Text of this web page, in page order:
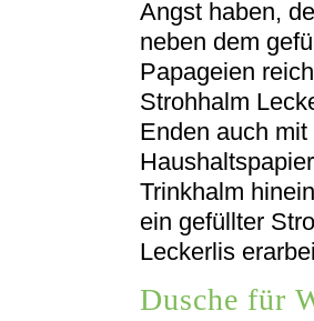
Angst haben,
neben dem
Papageien
Strohhalm
Enden auch
Trinkhalm
ein gefüllter
Leckerlis
Dusche für